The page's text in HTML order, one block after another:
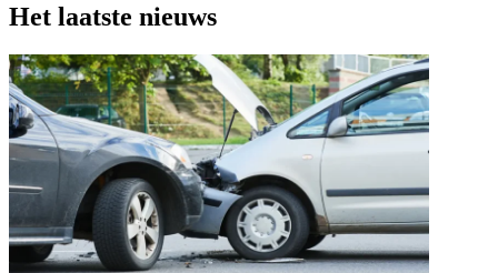
Het laatste nieuws